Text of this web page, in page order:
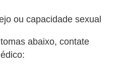
ou capacidade sexual
abaixo, contate